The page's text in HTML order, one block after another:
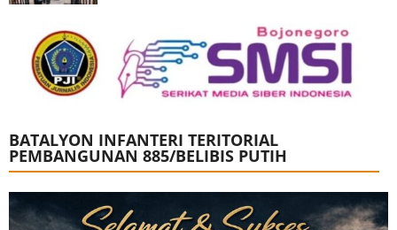
BATALYON INFANTERI TERITORIAL
PEMBANGUNAN 885/BELIBIS PUTIH